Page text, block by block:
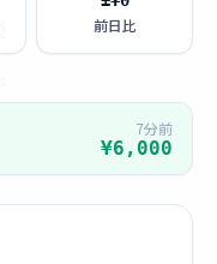
前日比
7分前
¥6,000